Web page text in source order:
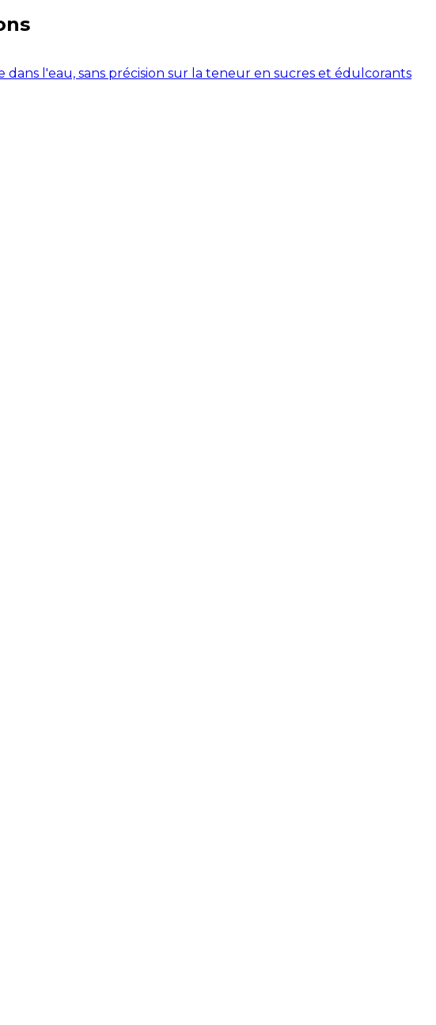
l'eau, sans précision sur la teneur en sucres et édulcorants